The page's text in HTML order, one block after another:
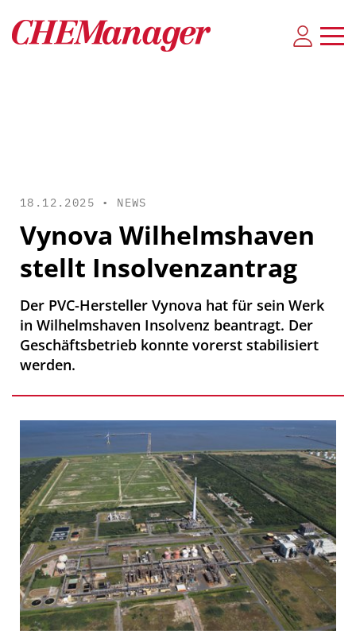
18.12.2025 • NEWS
Vynova Wilhelmshaven
stellt Insolvenzantrag
Der PVC-Hersteller Vynova hat für sein Werk
in Wilhelmshaven Insolvenz beantragt. Der
Geschäftsbetrieb konnte vorerst stabilisiert
werden.